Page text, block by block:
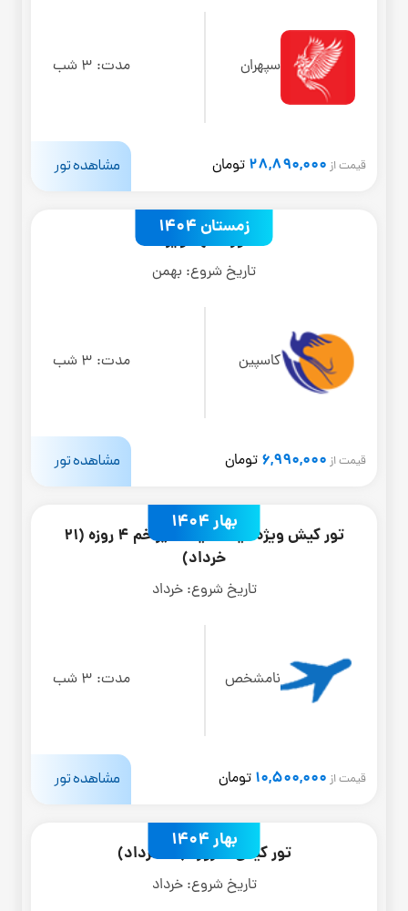
سپهران مدت: 3 شب
قیمت از 28,890,000 تومان مشاهده تور
زمستان 1404
تور مشهد ویژه
تاریخ شروع: بهمن
کاسپین مدت: 3 شب
قیمت از 6,990,000 تومان مشاهده تور
بهار 1404
تور کیش ویژه عید سعید غدیر خم 4 روزه (21
خرداد)
تاریخ شروع: خرداد
نامشخص مدت: 3 شب
قیمت از 10,500,000 تومان مشاهده تور
بهار 1404تور کیش 4 روزه (16 خرداد)
تاریخ شروع: خرداد